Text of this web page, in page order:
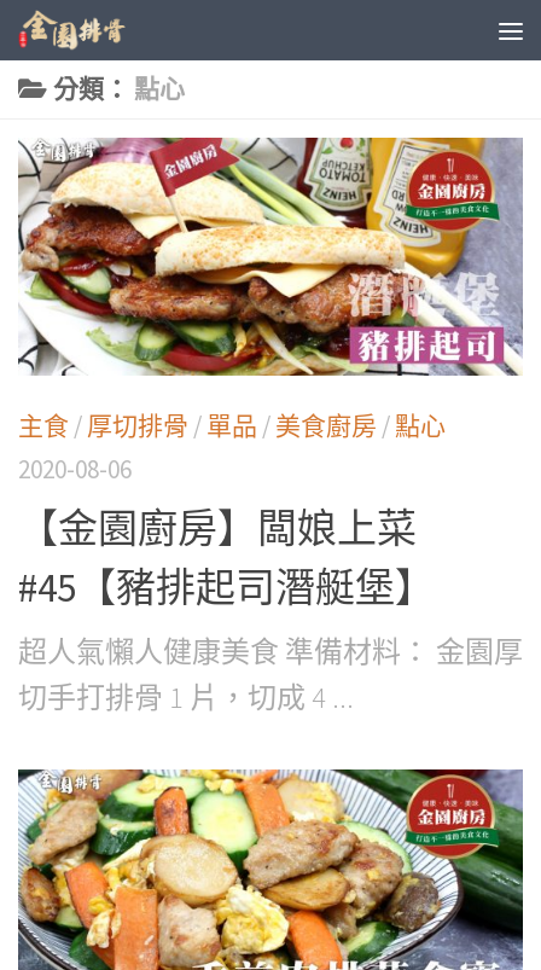
分類： 點心
主食 /厚切排骨 /單品 /美食廚房 /點心
2020-08-06
【金園廚房】闆娘上菜
#45【豬排起司潛艇堡】
超人氣懶人健康美食 準備材料： 金園厚
切手打排骨 1 片，切成 4 ...